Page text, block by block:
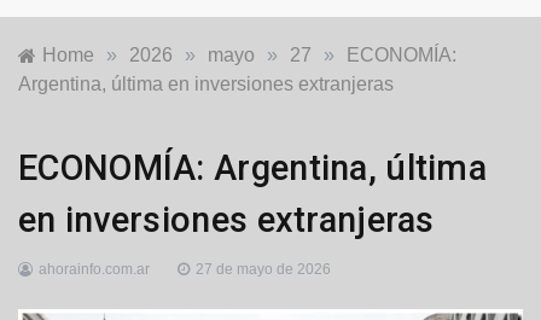
Home » 2026 » mayo » 27 »
ECONOMÍA:
Argentina, última en inversiones extranjeras
Economía ,
Nacionales ,
Principales
ECONOMÍA: Argentina, última
en inversiones extranjeras
ahorainfo.com.ar 27 de mayo de 2026